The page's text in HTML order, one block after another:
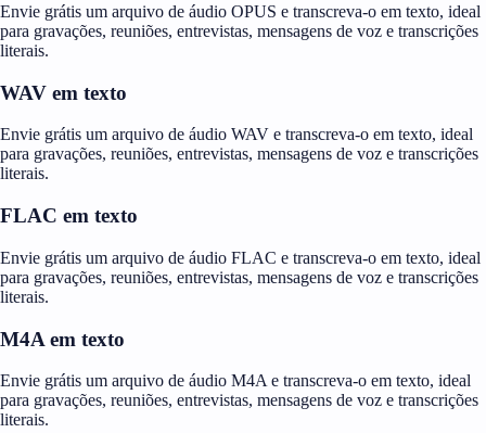
Envie grátis um arquivo de áudio OPUS e transcreva-o em texto, ideal
para gravações, reuniões, entrevistas, mensagens de voz e transcrições
literais.
WAV em texto
Envie grátis um arquivo de áudio WAV e transcreva-o em texto, ideal
para gravações, reuniões, entrevistas, mensagens de voz e transcrições
literais.
FLAC em texto
Envie grátis um arquivo de áudio FLAC e transcreva-o em texto, ideal
para gravações, reuniões, entrevistas, mensagens de voz e transcrições
literais.
M4A em texto
Envie grátis um arquivo de áudio M4A e transcreva-o em texto, ideal
para gravações, reuniões, entrevistas, mensagens de voz e transcrições
literais.